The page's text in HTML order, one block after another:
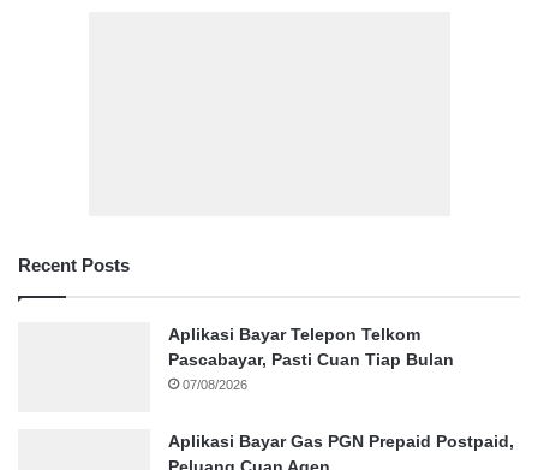
Recent Posts
Aplikasi Bayar Telepon Telkom
Pascabayar, Pasti Cuan Tiap Bulan
07/08/2026
Aplikasi Bayar Gas PGN Prepaid Postpaid,